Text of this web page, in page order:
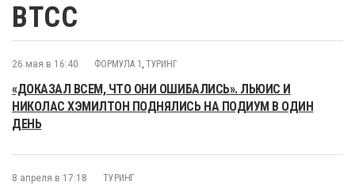
BTCC
26 мая в 16:40 ФОРМУЛА 1 , ТУРИНГ
«ДОКАЗАЛ ВСЕМ, ЧТО ОНИ ОШИБАЛИСЬ». ЛЬЮИС И
НИКОЛАС ХЭМИЛТОН ПОДНЯЛИСЬ НА ПОДИУМ В ОДИН
ДЕНЬ
8 апреля в 17:18 ТУРИНГ